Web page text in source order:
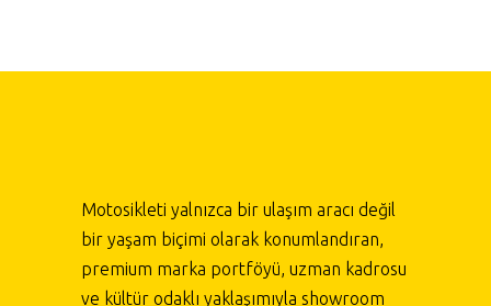
Motosikleti yalnızca bir ulaşım aracı değil
bir yaşam biçimi olarak konumlandıran,
premium marka portföyü, uzman kadrosu
ve kültür odaklı yaklaşımıyla showroom